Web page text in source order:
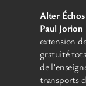
Alter Échos
Paul Jorion
extension
gratuité
de
transports